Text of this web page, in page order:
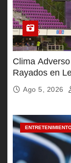
Clima
Rayados en
Ago 5, 2026